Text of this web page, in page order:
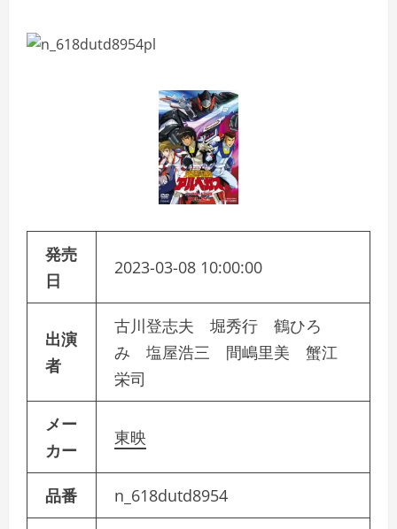
発売
日
2023-03-08 10:00:00
出演
者
古川登志夫 堀秀行 鶴ひろ
み 塩屋浩三 間嶋里美 蟹江
栄司
メー
カー
東映
品番 n_618dutd8954